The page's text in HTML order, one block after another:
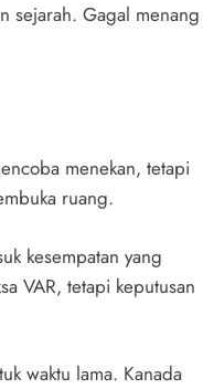
sejarah. Gagal menang
menekan, tetapi
ruang.
kesempatan yang
VAR, tetapi keputusan
waktu lama. Kanada